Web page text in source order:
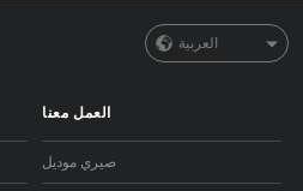
العربية
العمل معنا
صيري موديل